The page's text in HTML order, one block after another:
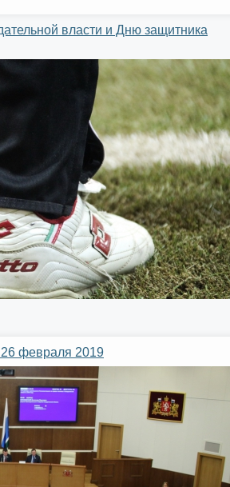
власти и Дню защитника
26 февраля 2019